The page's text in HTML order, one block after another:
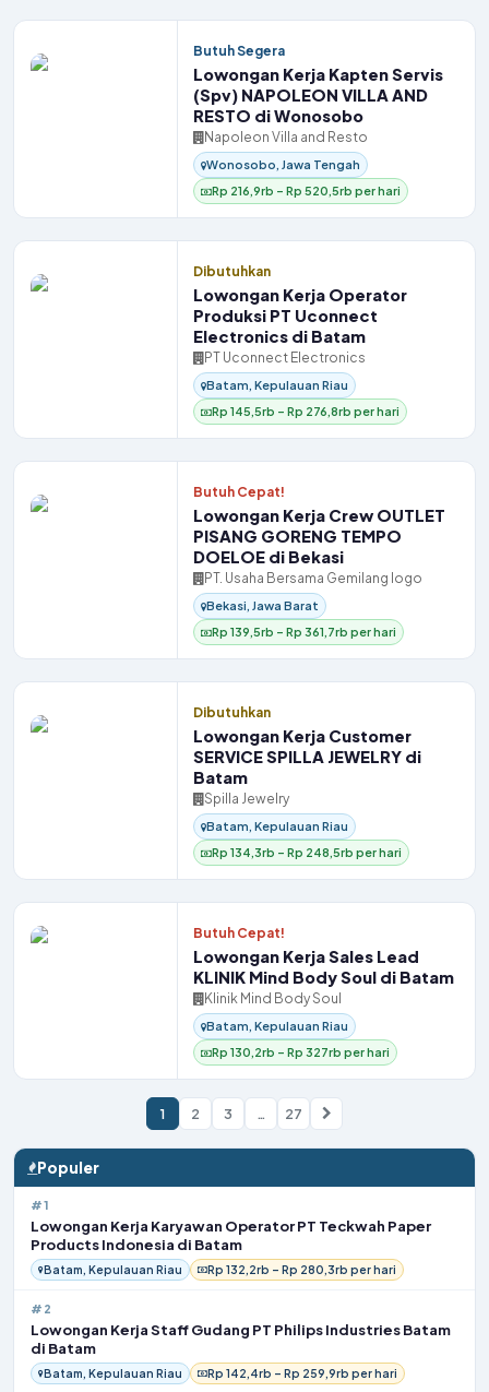
Butuh Segera
Lowongan Kerja Kapten Servis
(Spv) NAPOLEON VILLA AND
RESTO di Wonosobo
Napoleon Villa and Resto
Wonosobo, Jawa Tengah
Rp 216,9rb – Rp 520,5rb per hari
Dibutuhkan
Lowongan Kerja Operator
Produksi PT Uconnect
Electronics di Batam
PT Uconnect Electronics
Batam, Kepulauan Riau
Rp 145,5rb – Rp 276,8rb per hari
Butuh Cepat!
Lowongan Kerja Crew OUTLET
PISANG GORENG TEMPO
DOELOE di Bekasi
PT. Usaha Bersama Gemilang logo
Bekasi, Jawa Barat
Rp 139,5rb – Rp 361,7rb per hari
Dibutuhkan
Lowongan Kerja Customer
SERVICE SPILLA JEWELRY di
Batam
Spilla Jewelry
Batam, Kepulauan Riau
Rp 134,3rb – Rp 248,5rb per hari
Butuh Cepat!
Lowongan Kerja Sales Lead
KLINIK Mind Body Soul di Batam
Klinik Mind Body Soul
Batam, Kepulauan Riau
Rp 130,2rb – Rp 327rb per hari
1 2 3 … 27
Halaman
Berikutnya
Populer
#1
Lowongan Kerja Karyawan Operator PT Teckwah Paper
Products Indonesia di Batam
Batam, Kepulauan Riau Rp 132,2rb – Rp 280,3rb per hari
#2
Lowongan Kerja Staff Gudang PT Philips Industries Batam
di Batam
Batam, Kepulauan Riau Rp 142,4rb – Rp 259,9rb per hari